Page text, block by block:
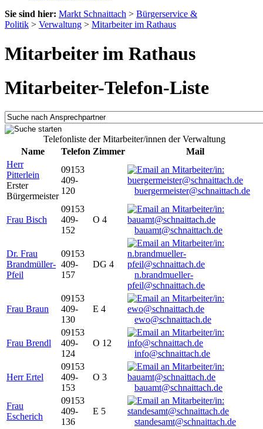
Sie sind hier: Markt Schnaittach > Bürgerservice &
Politik > Verwaltung > Mitarbeiter im Rathaus
Mitarbeiter im Rathaus
Mitarbeiter-Telefon-Liste
Telefonliste der Mitarbeiter/innen der Verwaltung
Name
Telefon Zimmer
Mail
Herr
Pitterlein
Erster
Bürgermeister
09153
409-
120
buergermeister@schnaittach.de
Frau Bisch
09153
409-
152
O 4
bauamt@schnaittach.de
Dr. Frau
Brandmüller-
Pfeil
09153
409-
157
DG 4
n.brandmueller-
pfeil@schnaittach.de
Frau Braun
09153
409-
130
E 4
ewo@schnaittach.de
Frau Brendl
09153
409-
124
O 12
info@schnaittach.de
Herr Ertel
09153
409-
153
O 3
bauamt@schnaittach.de
Frau
Escherich
09153
409-
136
E 5
standesamt@schnaittach.de